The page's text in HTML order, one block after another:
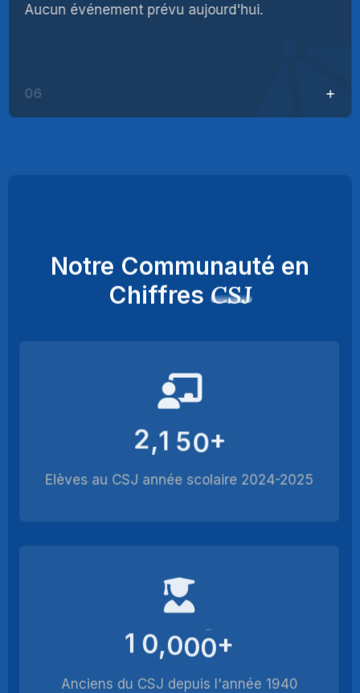
Aucun événement prévu aujourd'hui.
06
Notre Communauté en
Chiffres CSJ
2,1 50+
Elèves au CSJ année scolaire 2024-2025
1 0,000+
Anciens du CSJ depuis l'année 1940